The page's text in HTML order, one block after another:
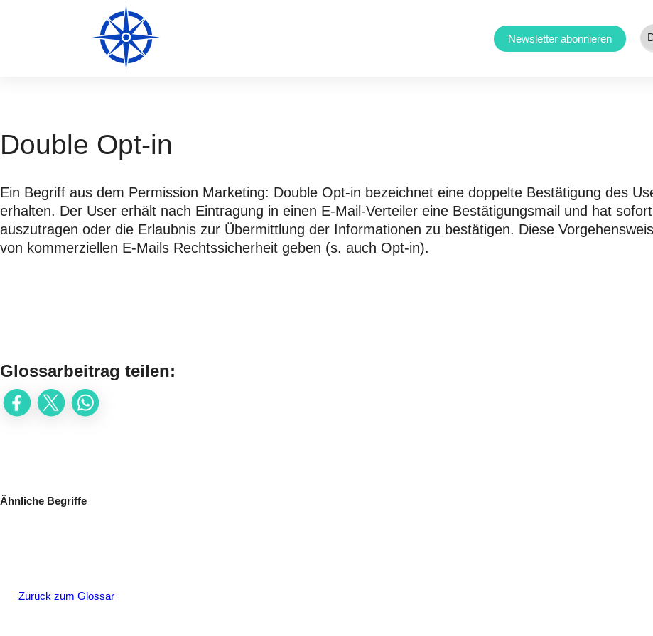
Newsletter abonnieren
Double Opt-in
Ein Begriff aus dem Permission Marketing: Double Opt-in bezeichnet eine doppelte Bestätigung des
erhalten. Der User erhält nach Eintragung in einen E-Mail-Verteiler eine Bestätigungsmail und hat
auszutragen oder die Erlaubnis zur Übermittlung der Informationen zu bestätigen. Diese
von kommerziellen E-Mails Rechtssicherheit geben (s. auch Opt-in).
Glossarbeitrag teilen:
Ähnliche Begriffe
Zurück zum Glossar